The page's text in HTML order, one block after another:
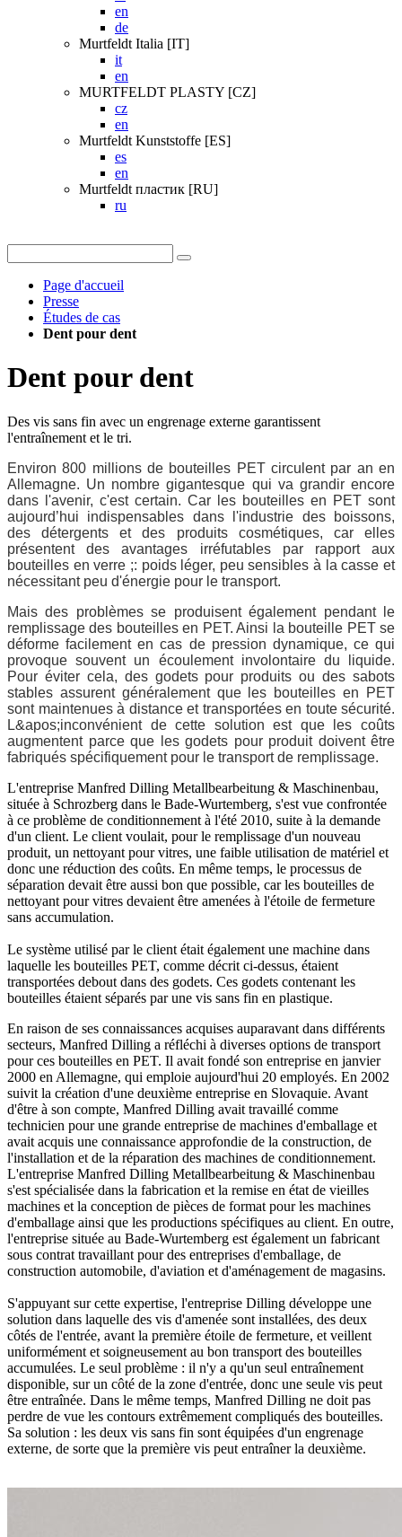
en
de
Murtfeldt Italia [IT]
it
en
MURTFELDT PLASTY [CZ]
cz
en
Murtfeldt Kunststoffe [ES]
es
en
Murtfeldt пластик [RU]
ru
Page d'accueil
Presse
Études de cas
Dent pour dent
Dent pour dent
Des vis sans fin avec un engrenage externe garantissent
l'entraînement et le tri.
Environ 800 millions de bouteilles PET circulent par an en
Allemagne. Un nombre gigantesque qui va grandir encore
dans l'avenir, c'est certain. Car les bouteilles en PET sont
aujourd’hui indispensables dans l'industrie des boissons,
des détergents et des produits cosmétiques, car elles
présentent des avantages irréfutables par rapport aux
bouteilles en verre ;: poids léger, peu sensibles à la casse et
nécessitant peu d'énergie pour le transport.
Mais des problèmes se produisent également pendant le
remplissage des bouteilles en PET. Ainsi la bouteille PET se
déforme facilement en cas de pression dynamique, ce qui
provoque souvent un écoulement involontaire du liquide.
Pour éviter cela, des godets pour produits ou des sabots
stables assurent généralement que les bouteilles en PET
sont maintenues à distance et transportées en toute sécurité.
L&apos;inconvénient de cette solution est que les coûts
augmentent parce que les godets pour produit doivent être
fabriqués spécifiquement pour le transport de remplissage.
L'entreprise Manfred Dilling Metallbearbeitung & Maschinenbau,
située à Schrozberg dans le Bade-Wurtemberg, s'est vue confrontée
à ce problème de conditionnement à l'été 2010, suite à la demande
d'un client. Le client voulait, pour le remplissage d'un nouveau
produit, un nettoyant pour vitres, une faible utilisation de matériel et
donc une réduction des coûts. En même temps, le processus de
séparation devait être aussi bon que possible, car les bouteilles de
nettoyant pour vitres devaient être amenées à l'étoile de fermeture
sans accumulation.
Le système utilisé par le client était également une machine dans
laquelle les bouteilles PET, comme décrit ci-dessus, étaient
transportées debout dans des godets. Ces godets contenant les
bouteilles étaient séparés par une vis sans fin en plastique.
En raison de ses connaissances acquises auparavant dans différents
secteurs, Manfred Dilling a réfléchi à diverses options de transport
pour ces bouteilles en PET. Il avait fondé son entreprise en janvier
2000 en Allemagne, qui emploie aujourd'hui 20 employés. En 2002
suivit la création d'une deuxième entreprise en Slovaquie. Avant
d'être à son compte, Manfred Dilling avait travaillé comme
technicien pour une grande entreprise de machines d'emballage et
avait acquis une connaissance approfondie de la construction, de
l'installation et de la réparation des machines de conditionnement.
L'entreprise Manfred Dilling Metallbearbeitung & Maschinenbau
s'est spécialisée dans la fabrication et la remise en état de vieilles
machines et la conception de pièces de format pour les machines
d'emballage ainsi que les productions spécifiques au client. En outre,
l'entreprise située au Bade-Wurtemberg est également un fabricant
sous contrat travaillant pour des entreprises d'emballage, de
construction automobile, d'aviation et d'aménagement de magasins.
S'appuyant sur cette expertise, l'entreprise Dilling développe une
solution dans laquelle des vis d'amenée sont installées, des deux
côtés de l'entrée, avant la première étoile de fermeture, et veillent
uniformément et soigneusement au bon transport des bouteilles
accumulées. Le seul problème : il n'y a qu'un seul entraînement
disponible, sur un côté de la zone d'entrée, donc une seule vis peut
être entraînée. Dans le même temps, Manfred Dilling ne doit pas
perdre de vue les contours extrêmement compliqués des bouteilles.
Sa solution : les deux vis sans fin sont équipées d'un engrenage
externe, de sorte que la première vis peut entraîner la deuxième.